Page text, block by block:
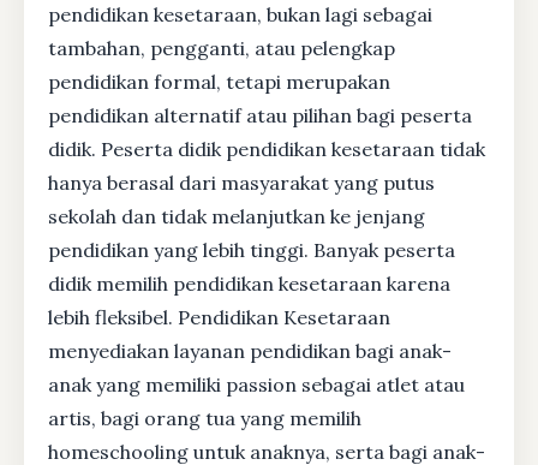
pendidikan kesetaraan, bukan lagi sebagai
tambahan, pengganti, atau pelengkap
pendidikan formal, tetapi merupakan
pendidikan alternatif atau pilihan bagi peserta
didik. Peserta didik pendidikan kesetaraan tidak
hanya berasal dari masyarakat yang putus
sekolah dan tidak melanjutkan ke jenjang
pendidikan yang lebih tinggi. Banyak peserta
didik memilih pendidikan kesetaraan karena
lebih fleksibel. Pendidikan Kesetaraan
menyediakan layanan pendidikan bagi anak-
anak yang memiliki passion sebagai atlet atau
artis, bagi orang tua yang memilih
homeschooling untuk anaknya, serta bagi anak-